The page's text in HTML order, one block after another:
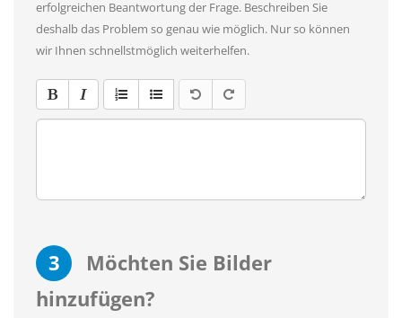
erfolgreichen Beantwortung der Frage. Beschreiben Sie
deshalb das Problem so genau wie möglich. Nur so können
wir Ihnen schnellstmöglich weiterhelfen.
3
Möchten Sie Bilder
hinzufügen?